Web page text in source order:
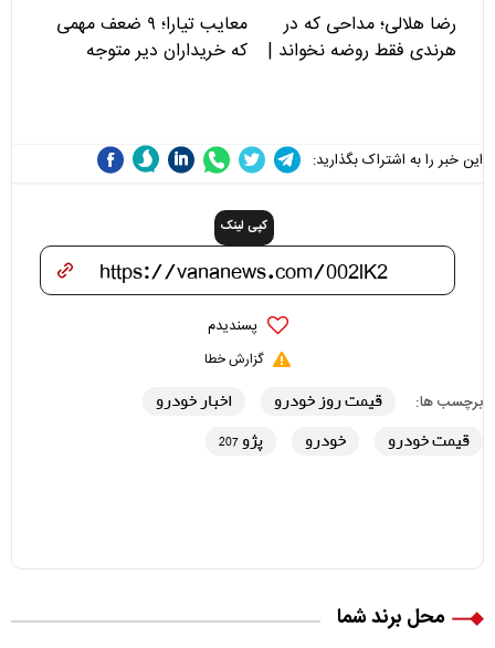
رضا هلالی؛ مداحی که در
هرندی فقط روضه نخواند |
معایب تیارا؛ ۹ ضعف مهمی
که خریداران دیر متوجه
این خبر را به اشتراک بگذارید:
کپی لینک
پسندیدم
گزارش خطا
برچسب ها: قیمت روز خودرو
اخبار خودرو
قیمت خودرو
خودرو پژو 207
محل برند شما